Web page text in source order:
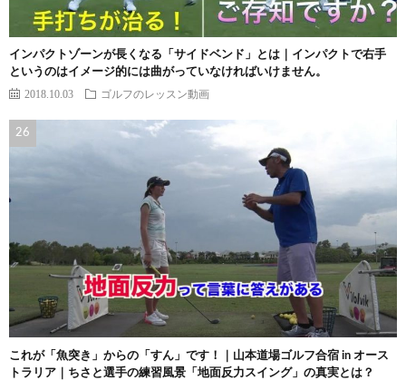
インパクトゾーンが長くなる「サイドベンド」とは｜インパクトで右手
というのはイメージ的には曲がっていなければいけません。
2018.10.03 ゴルフのレッスン動画
これが「魚突き」からの「すん」です！｜山本道場ゴルフ合宿 in オース
トラリア｜ちさと選手の練習風景「地面反力スイング」の真実とは？